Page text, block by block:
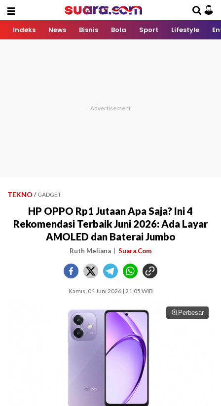
Indeks News Bisnis Bola Sport Lifestyle
TEKNO / GADGET
HP OPPO Rp1 Jutaan Apa Saja? Ini 4
Rekomendasi Terbaik Juni 2026: Ada Layar
AMOLED dan Baterai Jumbo
Ruth Meliana Suara.Com
Kamis, 04 Juni 2026 | 21:05 WIB
Perbesar